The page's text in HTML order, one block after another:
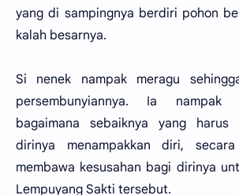
yang di sampingnya berdiri pohon
kalah besarnya.
Si nenek nampak meragu
persembunyiannya. Ia nampak
bagaimana sebaiknya yang
dirinya menampakkan diri,
membawa kesusahan bagi dirinya
Lempuyang Sakti tersebut.